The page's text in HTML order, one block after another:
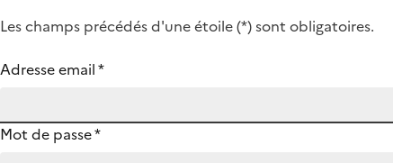
Les champs précédés d'une étoile (*) sont obligatoires.
Adresse email*
Mot de passe*